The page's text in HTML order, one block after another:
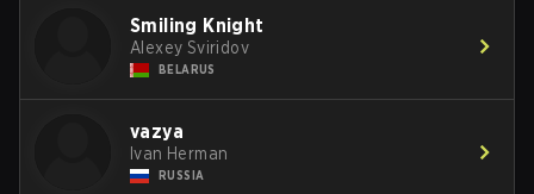
Smiling Knight
Alexey Sviridov
BELARUS
vazya
Ivan Herman
RUSSIA